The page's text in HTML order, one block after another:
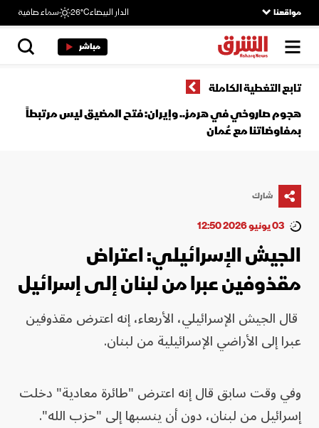
مواقعنا الدار البيضاء26°C سماء صافية
مباشر
تابع التغطية الكاملة
هجوم صاروخي في هرمز.. وإيران: فتح المضيق ليس مرتبطاً
بمفاوضاتنا مع عُمان
شارك
03 يونيو 2026 12:50
الجيش الإسرائيلي: اعتراض
مقذوفين عبرا من لبنان إلى إسرائيل
قال الجيش الإسرائيلي، الأربعاء، إنه اعترض مقذوفين
عبرا إلى الأراضي الإسرائيلية من لبنان.
وفي وقت سابق قال إنه اعترض "طائرة معادية" دخلت
إسرائيل من لبنان، دون أن ينسبها إلى "حزب الله".